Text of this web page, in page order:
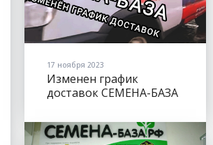
17 ноября 2023
Изменен график
доставок СЕМЕНА-БАЗА